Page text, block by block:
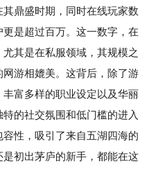
鼎盛时期，同时在线玩家数
是超过百万。这一数字，在
其是在私服领域，其规模之
游相媲美。这背后，除了游
富多样的职业设定以及华丽
的社交氛围和低门槛的进入
性，吸引了来自五湖四海的
初出茅庐的新手，都能在这